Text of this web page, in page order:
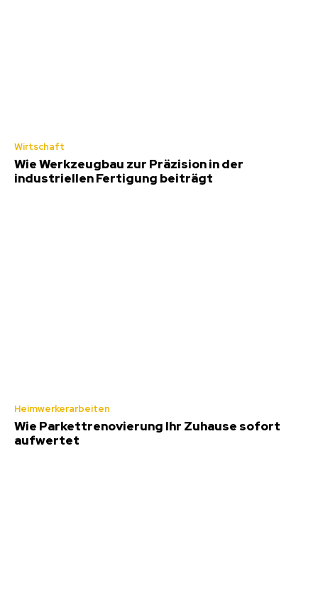
Wirtschaft
Wie Werkzeugbau zur Präzision in der
industriellen Fertigung beiträgt
Heimwerkerarbeiten
Wie Parkettrenovierung Ihr Zuhause sofort
aufwertet